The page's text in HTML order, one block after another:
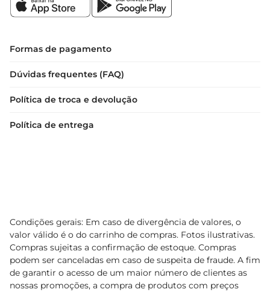
Formas de pagamento
Dúvidas frequentes (FAQ)
Política de troca e devolução
Política de entrega
Condições gerais: Em caso de divergência de valores, o
valor válido é o do carrinho de compras. Fotos ilustrativas.
Compras sujeitas a confirmação de estoque. Compras
podem ser canceladas em caso de suspeita de fraude. A fim
de garantir o acesso de um maior número de clientes as
nossas promoções, a compra de produtos com preços